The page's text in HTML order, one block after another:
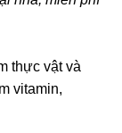
thực vật và
vitamin,